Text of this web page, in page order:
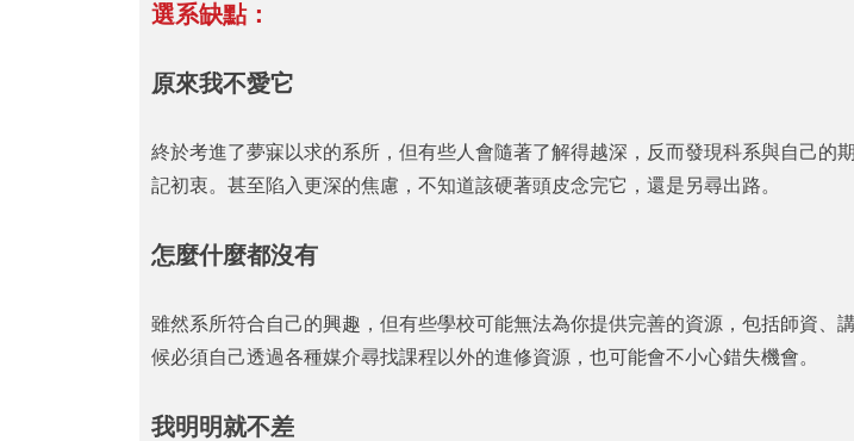
選系缺點：
原來我不愛它
終於考進了夢寐以求的系所，但有些人會隨著了解得越深，反而發現科系與自己的
記初衷。甚至陷入更深的焦慮，不知道該硬著頭皮念完它，還是另尋出路。
怎麼什麼都沒有
雖然系所符合自己的興趣，但有些學校可能無法為你提供完善的資源，包括師資、
候必須自己透過各種媒介尋找課程以外的進修資源，也可能會不小心錯失機會。
我明明就不差